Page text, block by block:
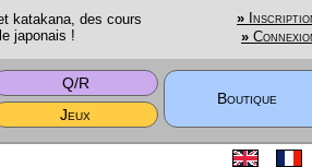
katakana, des cours
japonais !
»
»
Q/R
Boutique
Jeux